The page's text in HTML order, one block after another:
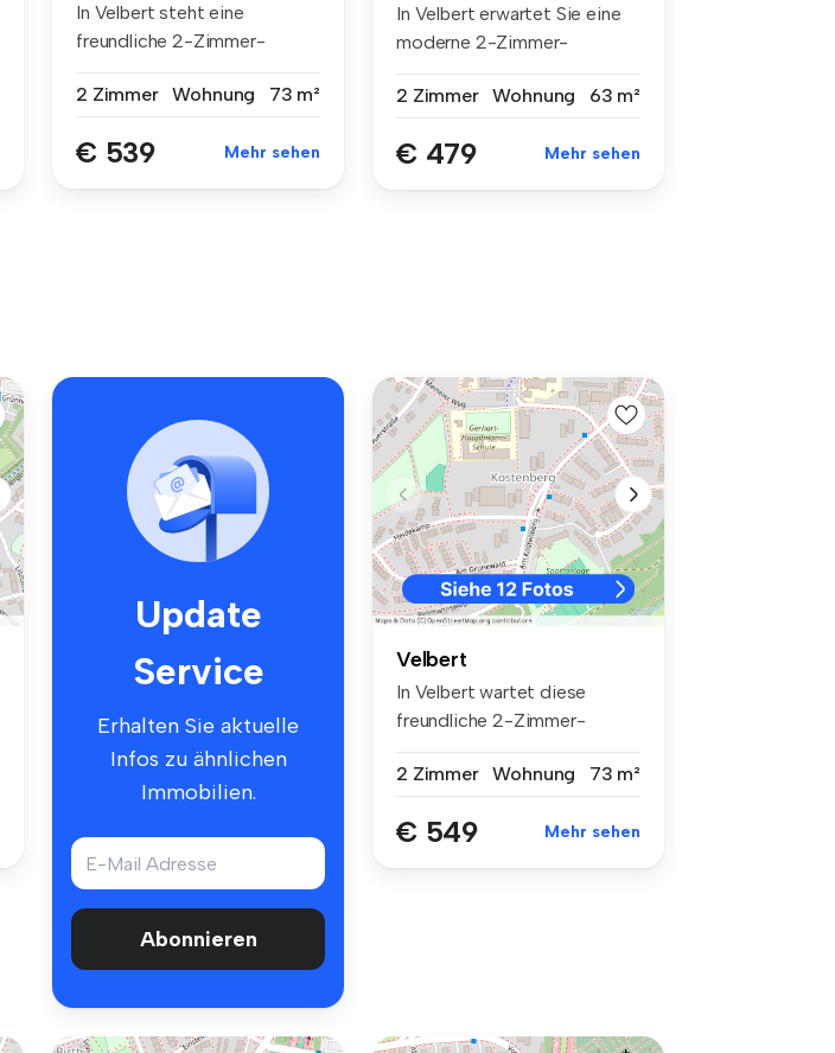
In Velbert steht eine
freundliche 2-Zimmer-
2 Zimmer
Wohnung 73 m²
€ 539 Mehr sehen
In Velbert erwartet Sie eine
moderne 2-Zimmer-
2 Zimmer
Wohnung 63 m²
€ 479 Mehr sehen
Update
Service
Erhalten Sie aktuelle
Infos zu ähnlichen
Immobilien.
Abonnieren
Velbert
In Velbert wartet diese
freundliche 2-Zimmer-
2 Zimmer
Wohnung 73 m²
€ 549 Mehr sehen